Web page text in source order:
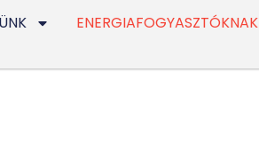
ENERGIAFOGYASZTÓKNAK